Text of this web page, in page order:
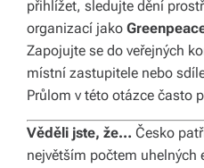
přihlížet, sledujte dění
organizací jako
Zapojujte se do veřejných
místní zastupitele nebo
Průlom v této otázce často
Věděli jste, že… Česko
největším počtem uhelných